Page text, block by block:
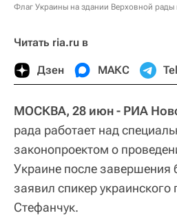
Флаг Украины на здании Верховной рады
Читать ria.ru в
Дзен МАКС
МОСКВА, 28 июн - РИА
рада работает над
законопроектом о
Украине после завершения
заявил спикер украинского
Стефанчук.